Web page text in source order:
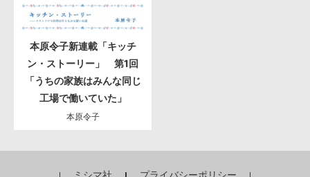
本原令子新連載「キッチ
ン・ストーリー」 第1回
「うちの家族はみんな同じ
工場で働いていた」
本原令子